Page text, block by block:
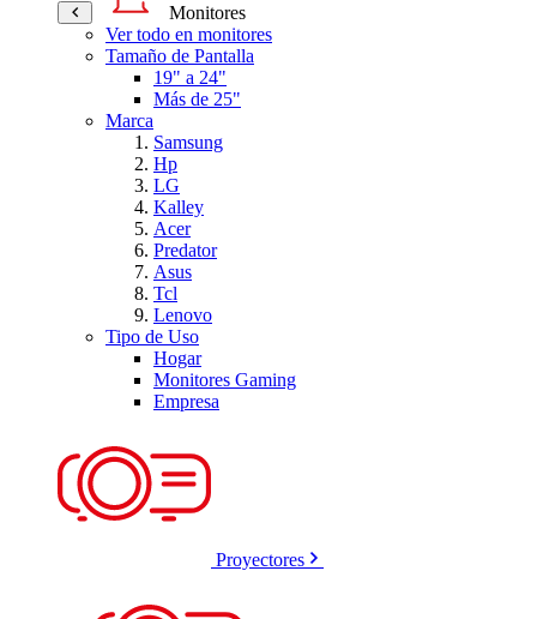
Monitores
Ver todo en monitores
Tamaño de Pantalla
19" a 24"
Más de 25"
Marca
Samsung
Hp
LG
Kalley
Acer
Predator
Asus
Tcl
Lenovo
Tipo de Uso
Hogar
Monitores Gaming
Empresa
Proyectores